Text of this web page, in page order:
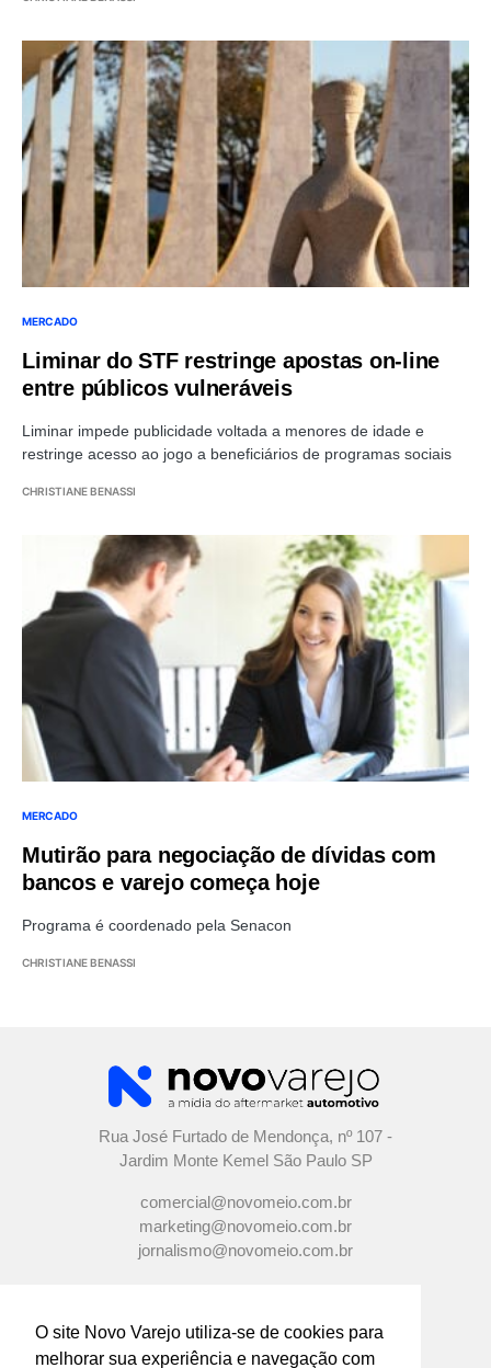
O site Novo Varejo utiliza-se de cookies para
melhorar sua experiência e navegação com
MERCADO
Liminar do STF restringe apostas on-line
entre públicos vulneráveis
Liminar impede publicidade voltada a menores de idade e
restringe acesso ao jogo a beneficiários de programas sociais
CHRISTIANE BENASSI
MERCADO
Mutirão para negociação de dívidas com
bancos e varejo começa hoje
Programa é coordenado pela Senacon
CHRISTIANE BENASSI
Rua José Furtado de Mendonça, nº 107 -
Jardim Monte Kemel São Paulo SP
comercial@novomeio.com.br
marketing@novomeio.com.br
jornalismo@novomeio.com.br